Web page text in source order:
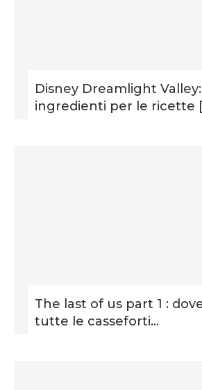
Disney Dreamlight
ingredienti per le ricette
The last of us part 1 :
tutte le casseforti...